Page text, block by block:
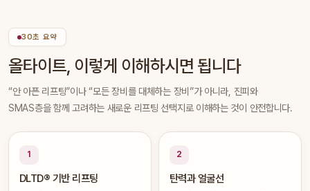
30초 요약
올타이트, 이렇게 이해하시면 됩니다
“안 아픈 리프팅”이나 “모든 장비를 대체하는 장비”가 아니라, 진피와
SMAS층을 함께 고려하는 새로운 리프팅 선택지로 이해하는 것이 안전합니다.
1
DLTD® 기반 리프팅
2
탄력과 얼굴선